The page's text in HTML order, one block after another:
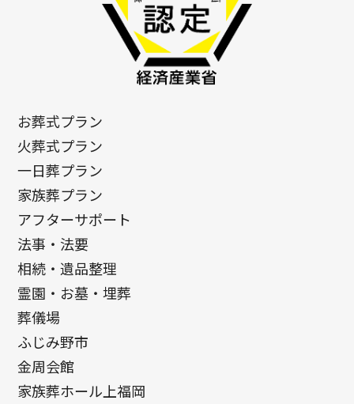
お葬式プラン
火葬式プラン
一日葬プラン
家族葬プラン
アフターサポート
法事・法要
相続・遺品整理
霊園・お墓・埋葬
葬儀場
ふじみ野市
金周会館
家族葬ホール上福岡